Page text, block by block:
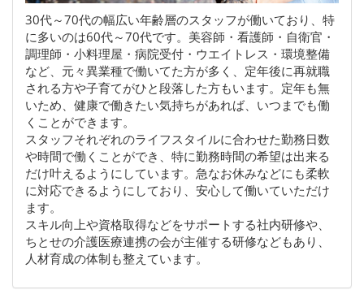
30代～70代の幅広い年齢層のスタッフが働いており、特
に多いのは60代～70代です。美容師・看護師・自衛官・
調理師・小料理屋・病院受付・ウエイトレス・環境整備
など、元々異業種で働いてた方が多く、定年後に再就職
される方や子育てがひと段落した方もいます。定年も無
いため、健康で働きたい気持ちがあれば、いつまでも働
くことができます。
スタッフそれぞれのライフスタイルに合わせた勤務日数
や時間で働くことができ、特に勤務時間の希望は出来る
だけ叶えるようにしています。急なお休みなどにも柔軟
に対応できるようにしており、安心して働いていただけ
ます。
スキル向上や資格取得などをサポートする社内研修や、
ちとせの介護医療連携の会が主催する研修などもあり、
人材育成の体制も整えています。